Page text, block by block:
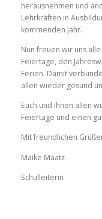
herausnehmen und
Lehrkräften in
kommenden Jahr.
Nun freuen wir uns
Feiertage, den
Ferien. Damit
allen wieder gesund
Euch und Ihnen allen
Feiertage und einen
Mit freundlichen
Maike Maatz
Schulleiterin